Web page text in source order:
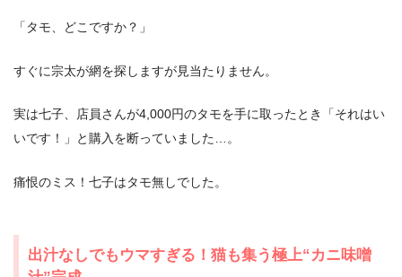
「タモ、どこですか？」
すぐに宗太が網を探しますが見当たりません。
実は七子、店員さんが4,000円のタモを手に取ったとき「それはい
いです！」と購入を断っていました…。
痛恨のミス！七子はタモ無しでした。
出汁なしでもウマすぎる！猫も集う極上“カニ味噌